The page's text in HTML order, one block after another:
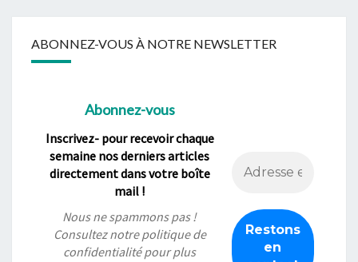
ABONNEZ-VOUS À NOTRE NEWSLETTER
Abonnez-vous
Inscrivez- pour recevoir chaque
semaine nos derniers articles
directement dans votre boîte
mail !
Nous ne spammons pas !
Consultez notrepolitique de
confidentialitépour plus